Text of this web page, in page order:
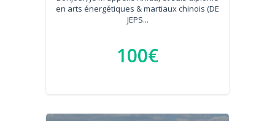
en arts énergétiques & martiaux chinois (DE
JEPS...
100€